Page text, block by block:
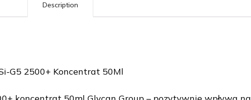
Description
G5 2500+ Koncentrat 50Ml